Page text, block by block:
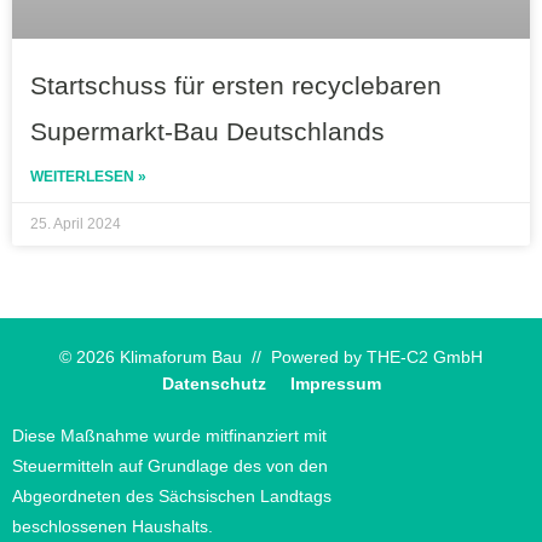
Startschuss für ersten recyclebaren
Supermarkt-Bau Deutschlands
WEITERLESEN »
25. April 2024
© 2026 Klimaforum Bau // Powered by THE-C2 GmbH
Datenschutz
Impressum
Diese Maßnahme wurde mitfinanziert mit
Steuermitteln auf Grundlage des von den
Abgeordneten des Sächsischen Landtags
beschlossenen Haushalts.